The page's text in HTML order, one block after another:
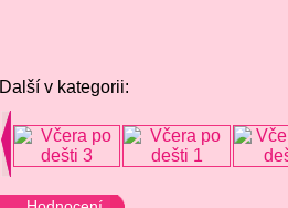
Další v kategorii: